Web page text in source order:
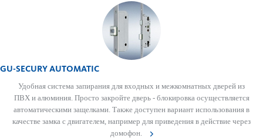
GU-SECURY AUTOMATIC
Удобная система запирания для входных и межкомнатных дверей из
ПВХ и алюминия. Просто закройте дверь - блокировка осуществляется
автоматическими защелками. Также доступен вариант использования в
качестве замка с двигателем, например для приведения в действие через
домофон.